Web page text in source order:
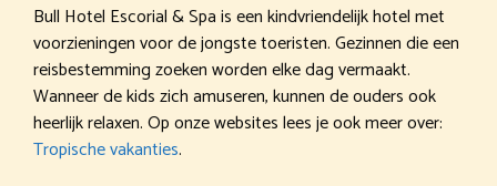
Bull Hotel Escorial & Spa is een kindvriendelijk hotel met
voorzieningen voor de jongste toeristen. Gezinnen die een
reisbestemming zoeken worden elke dag vermaakt.
Wanneer de kids zich amuseren, kunnen de ouders ook
heerlijk relaxen. Op onze websites lees je ook meer over:
Tropische vakanties.